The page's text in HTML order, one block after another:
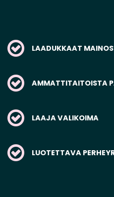
LAADUKKAAT
AMMATTITAITOISTA
LAAJA VALIKOIMA
LUOTETTAVA